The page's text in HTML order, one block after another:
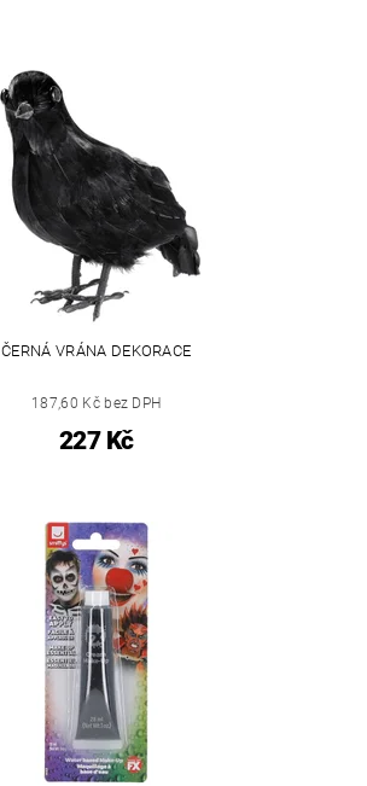
ČERNÁ VRÁNA DEKORACE
187,60 Kč bez DPH
227 Kč